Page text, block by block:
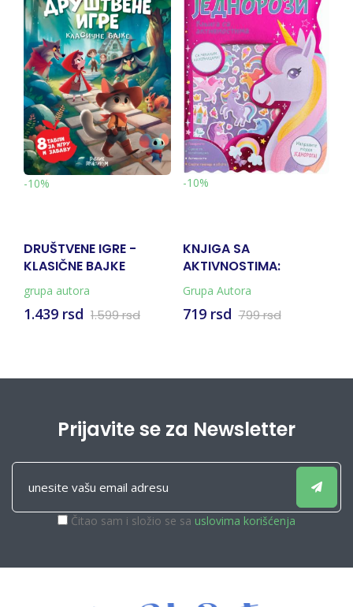
-10%
DRUŠTVENE IGRE -
KLASIČNE BAJKE
grupa autora
1.439 rsd 1.599 rsd
-10%
KNJIGA SA
AKTIVNOSTIMA:
JEDNOROZI
Grupa Autora
719 rsd 799 rsd
Prijavite se za Newsletter
Čitao sam i složio se sa uslovima korišćenja